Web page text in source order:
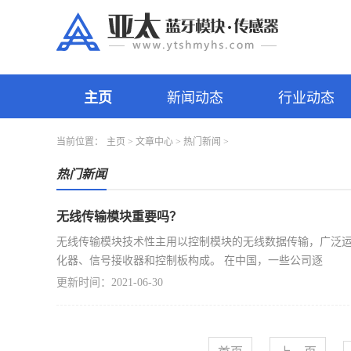
主页 新闻动态 行业动态
当前位置： 主页 > 文章中心 > 热门新闻 >
热门新闻
无线传输模块重要吗？
无线传输模块技术性主用以控制模块的无线数据传输，广
化器、信号接收器和控制板构成。 在中国，一些公司逐
更新时间：2021-06-30